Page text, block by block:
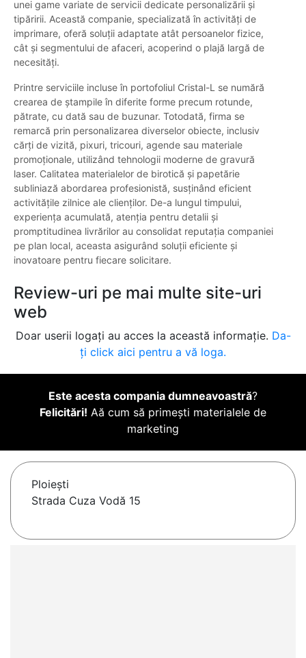
unei game variate de servicii dedicate personalizării și
tipăririi. Această companie, specializată în activități de
imprimare, oferă soluții adaptate atât persoanelor fizice,
cât și segmentului de afaceri, acoperind o plajă largă de
necesități.
Printre serviciile incluse în portofoliul Cristal-L se numără
crearea de ștampile în diferite forme precum rotunde,
pătrate, cu dată sau de buzunar. Totodată, firma se
remarcă prin personalizarea diverselor obiecte, inclusiv
cărți de vizită, pixuri, tricouri, agende sau materiale
promoționale, utilizând tehnologii moderne de gravură
laser. Calitatea materialelor de birotică și papetărie
subliniază abordarea profesionistă, susținând eficient
activitățile zilnice ale clienților. De-a lungul timpului,
experiența acumulată, atenția pentru detalii și
promptitudinea livrărilor au consolidat reputația companiei
pe plan local, aceasta asigurând soluții eficiente și
inovatoare pentru fiecare solicitare.
Review-uri pe mai multe site-uri
web
Doar userii logați au acces la această informație. Da-
ți click aici pentru a vă loga.
Este acesta compania dumneavoastră?
Felicitări! Aă cum să primești materialele de
marketing
Ploieşti
Strada Cuza Vodă 15